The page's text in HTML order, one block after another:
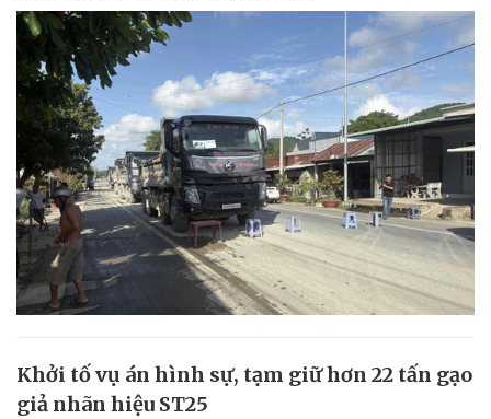
Khởi tố vụ án hình sự, tạm giữ hơn 22 tấn gạo
giả nhãn hiệu ST25